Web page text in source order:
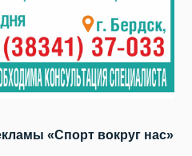
«Спорт вокруг нас»